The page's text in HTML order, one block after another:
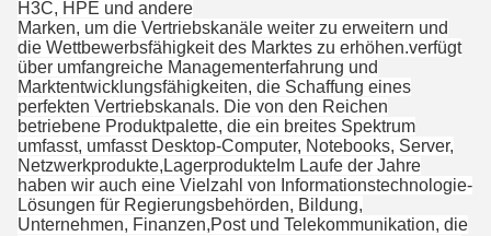
H3C, HPE und andere
Marken, um die Vertriebskanäle weiter zu erweitern und
die Wettbewerbsfähigkeit des Marktes zu erhöhen.verfügt
über umfangreiche Managementerfahrung und
Marktentwicklungsfähigkeiten, die Schaffung eines
perfekten Vertriebskanals. Die von den Reichen
betriebene Produktpalette, die ein breites Spektrum
umfasst, umfasst Desktop-Computer, Notebooks, Server,
Netzwerkprodukte,LagerprodukteIm Laufe der Jahre
haben wir auch eine Vielzahl von Informationstechnologie-
Lösungen für Regierungsbehörden, Bildung,
Unternehmen, Finanzen,Post und Telekommunikation, die